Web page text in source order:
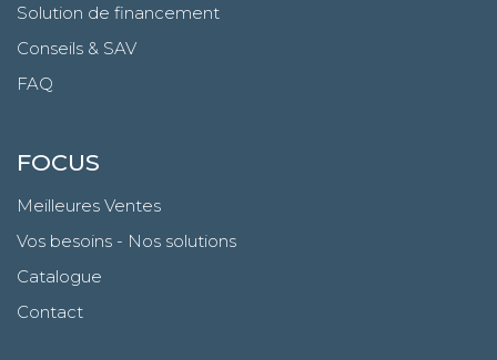
Solution de financement
Conseils & SAV
FAQ
FOCUS
Meilleures Ventes
Vos besoins - Nos solutions
Catalogue
Contact